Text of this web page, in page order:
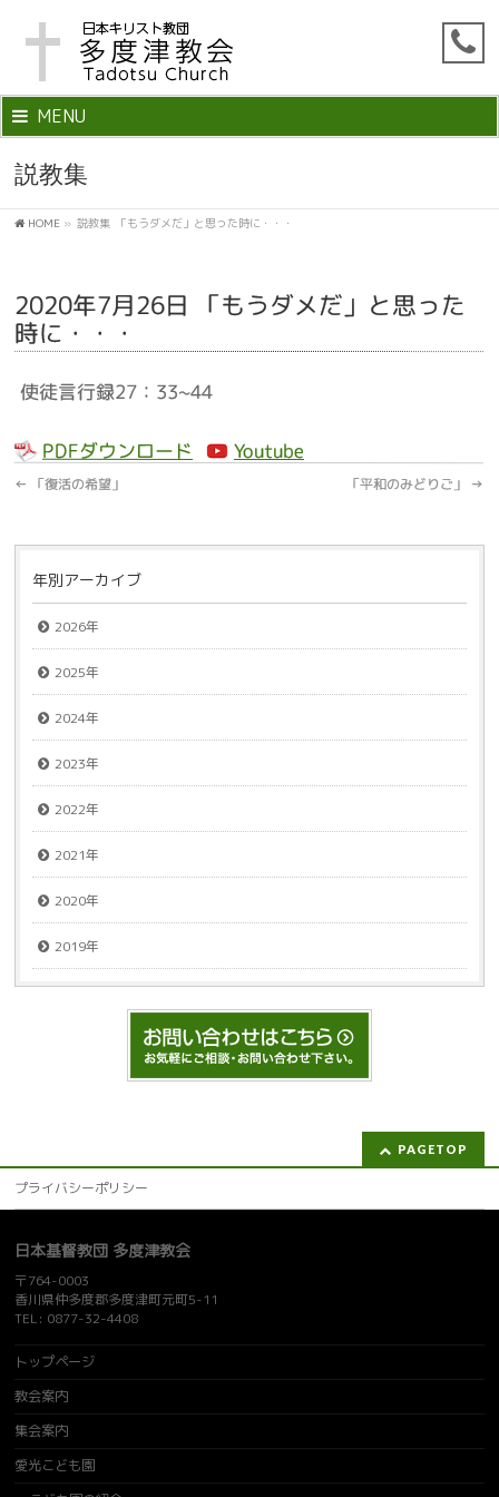
MENU
説教集
HOME » 説教集 「もうダメだ」と思った時に・・・
2020年7月26日 「もうダメだ」と思った
時に・・・
使徒言行録27：33~44
PDFダウンロード Youtube
← 「復活の希望」 「平和のみどりご」 →
年別アーカイブ
2026年
2025年
2024年
2023年
2022年
2021年
2020年
2019年
PAGETOP
プライバシーポリシー
日本基督教団 多度津教会
〒764-0003
香川県仲多度郡多度津町元町5-11
TEL: 0877-32-4408
トップページ
教会案内
集会案内
愛光こども園